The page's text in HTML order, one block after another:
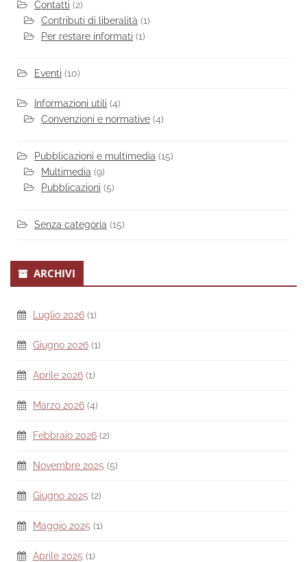
Contatti (2)
Contributi di liberalità (1)
Per restare informati (1)
Eventi (10)
Informazioni utili (4)
Convenzioni e normative (4)
Pubblicazioni e multimedia (15)
Multimedia (9)
Pubblicazioni (5)
Senza categoria (15)
ARCHIVI
Luglio 2026 (1)
Giugno 2026 (1)
Aprile 2026 (1)
Marzo 2026 (4)
Febbraio 2026 (2)
Novembre 2025 (5)
Giugno 2025 (2)
Maggio 2025 (1)
Aprile 2025 (1)